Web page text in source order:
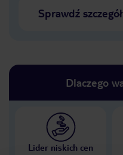
Sprawdź
Dlaczego
Lider niskich cen